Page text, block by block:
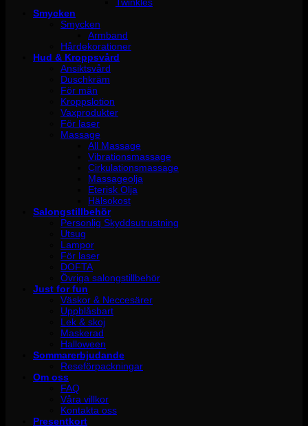
Smycken
Smycken
Armband
Hårdekorationer
Hud & Kroppsvård
Ansiktsvård
Duschkräm
För män
Kroppslotion
Vaxprodukter
För laser
Massage
All Massage
Vibrationsmassage
Cirkulationsmassage
Massageolja
Eterisk Olja
Hälsokost
Salongstillbehör
Personlig Skyddsutrustning
Utsug
Lampor
För laser
DOFTA
Övriga salongstillbehör
Just for fun
Väskor & Neccesärer
Uppblåsbart
Lek & skoj
Maskerad
Halloween
Sommarerbjudande
Reseförpackningar
Om oss
FAQ
Våra villkor
Kontakta oss
Presentkort